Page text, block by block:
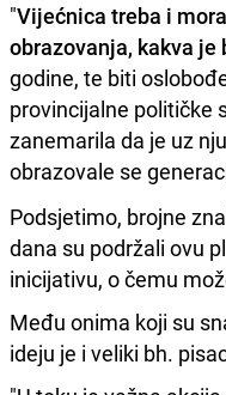
"Vijećnica treba i
obrazovanja, kakva
godine, te biti
provincijalne političke
zanemarila da je uz
obrazovale se
Podsjetimo, brojne
dana su podržali ovu
inicijativu, o čemu
Među onima koji su
ideju je i veliki bh.